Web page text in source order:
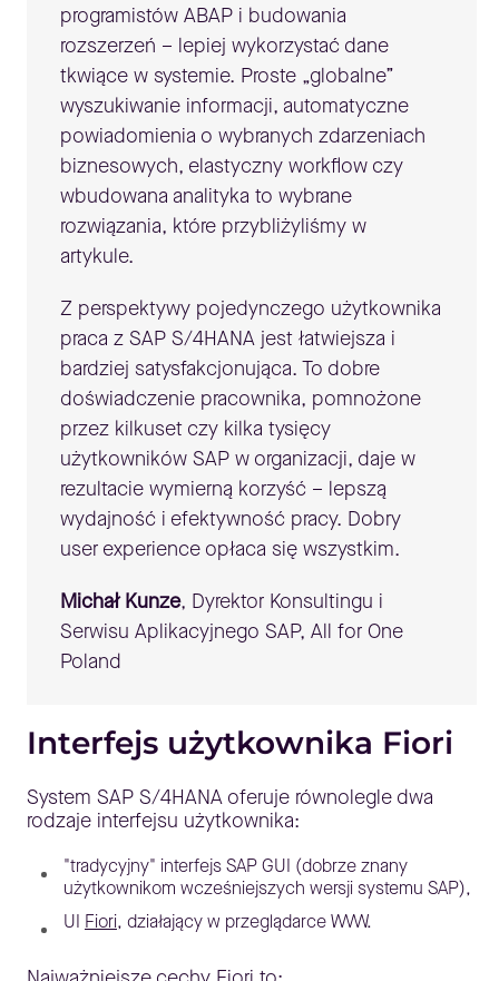
programistów ABAP i budowania
rozszerzeń – lepiej wykorzystać dane
tkwiące w systemie. Proste „globalne”
wyszukiwanie informacji, automatyczne
powiadomienia o wybranych zdarzeniach
biznesowych, elastyczny workflow czy
wbudowana analityka to wybrane
rozwiązania, które przybliżyliśmy w
artykule.
Z perspektywy pojedynczego użytkownika
praca z SAP S/4HANA jest łatwiejsza i
bardziej satysfakcjonująca. To dobre
doświadczenie pracownika, pomnożone
przez kilkuset czy kilka tysięcy
użytkowników SAP w organizacji, daje w
rezultacie wymierną korzyść – lepszą
wydajność i efektywność pracy. Dobry
user experience opłaca się wszystkim.
Michał Kunze, Dyrektor Konsultingu i
Serwisu Aplikacyjnego SAP, All for One
Poland
Interfejs użytkownika Fiori
System SAP S/4HANA oferuje równolegle dwa
rodzaje interfejsu użytkownika:
"tradycyjny" interfejs SAP GUI (dobrze znany
użytkownikom wcześniejszych wersji systemu SAP),
UI Fiori, działający w przeglądarce WWW.